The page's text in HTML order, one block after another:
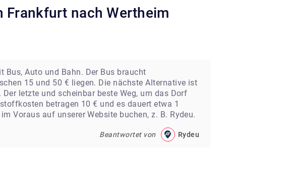
Auto und Bahn. Der Bus braucht
15 und 50 € liegen. Die nächste Alternative ist
letzte und scheinbar beste Weg, um das Dorf
betragen 10 € und es dauert etwa 1
Voraus auf unserer Website buchen, z. B. Rydeu.
Beantwortet von Rydeu